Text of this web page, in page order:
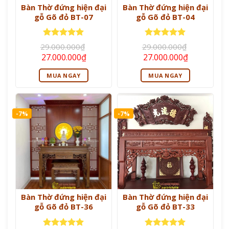
Bàn Thờ đứng hiện đại
gỗ Gõ đỏ BT-07
Được xếp
hạng55
sao
29.000.000₫
Giá
gốc
là:
29.000.000₫.
27.000.000₫Giá
hiện
tại
là:
MUA NGAY
Bàn Thờ đứng hiện đại
gỗ Gõ đỏ BT-04
Được xếp
hạng55
sao
29.000.000₫
Giá
gốc
là:
29.000.000₫.
27.000.000₫Giá
hiện
tại
là:
MUA NGAY
-7%
Bàn Thờ đứng hiện đại
gỗ Gõ đỏ BT-36
-7%
Bàn Thờ đứng hiện đại
gỗ Gõ đỏ BT-33